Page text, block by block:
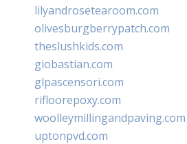
lilyandrosetearoom.com
olivesburgberrypatch.com
theslushkids.com
giobastian.com
glpascensori.com
rifloorepoxy.com
woolleymillingandpaving.com
uptonpvd.com